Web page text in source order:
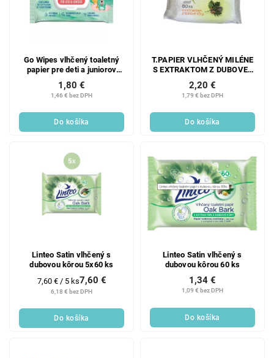
Go Wipes vlhčený toaletný
papier pre deti a juniorov
44ks
1,46 € bez DPH
1,80 €
Do košíka
T.PAPIER VLHČENÝ MILÉNE
S EXTRAKTOM Z DUBOVEJ
KÔRY 60 KS
1,79 € bez DPH
2,20 €
Do košíka
Linteo Satin vlhčený s
dubovou kôrou 5x60 ks
6,18 € bez DPH
7,60 €
Jednotková
cena:
7,60 € / 5 ks
Do košíka
Linteo Satin vlhčený s
dubovou kôrou 60 ks
1,09 € bez DPH
1,34 €
Do košíka